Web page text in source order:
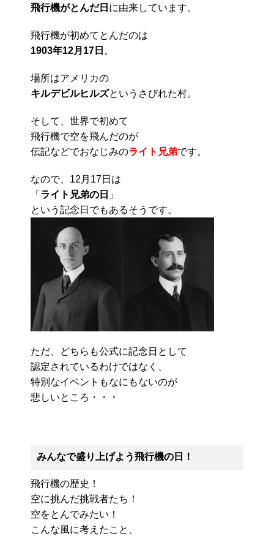
飛行機がとんだ日 に由来しています。
飛行機が初めてとんだのは
1903年12月17日 。
場所はアメリカの
キルデビルヒルズというさびれた村。
そして、世界で初めて
飛行機で空を飛んだのが
伝記などでおなじみのライト兄弟です。
なので、12月17日は
「 ライト兄弟の日 」
という記念日でもあるそうです。
ただ、どちらも公式に記念日として
認定されているわけではなく、
特別なイベントもなにもないのが
悲しいところ・・・
みんなで盛り上げよう飛行機の日！
飛行機の歴史！
空に挑んだ挑戦者たち！
空をとんでみたい！
こんな風に考えたこと、